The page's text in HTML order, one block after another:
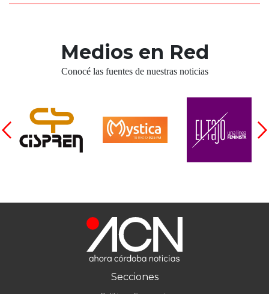
Medios en Red
Conocé las fuentes de nuestras noticias
Secciones